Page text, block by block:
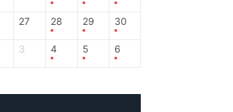
27 28 29 30
3 4 5 6